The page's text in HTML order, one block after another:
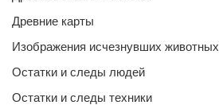
Древние карты
Изображения исчезнувших животных
Остатки и следы людей
Остатки и следы техники